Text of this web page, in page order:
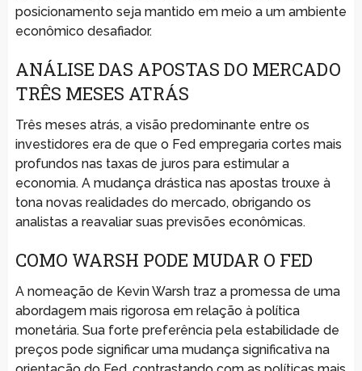
posicionamento seja mantido em meio a um ambiente
econômico desafiador.
ANÁLISE DAS APOSTAS DO MERCADO
TRÊS MESES ATRÁS
Três meses atrás, a visão predominante entre os
investidores era de que o Fed empregaria cortes mais
profundos nas taxas de juros para estimular a
economia. A mudança drástica nas apostas trouxe à
tona novas realidades do mercado, obrigando os
analistas a reavaliar suas previsões econômicas.
COMO WARSH PODE MUDAR O FED
A nomeação de Kevin Warsh traz a promessa de uma
abordagem mais rigorosa em relação à política
monetária. Sua forte preferência pela estabilidade de
preços pode significar uma mudança significativa na